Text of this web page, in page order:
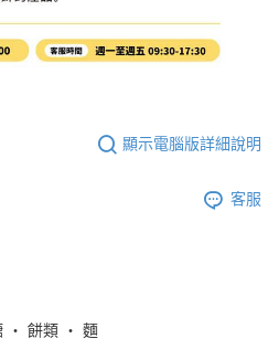
顯示電腦版詳細說明
客服
‧ 餅類 ‧ 麵